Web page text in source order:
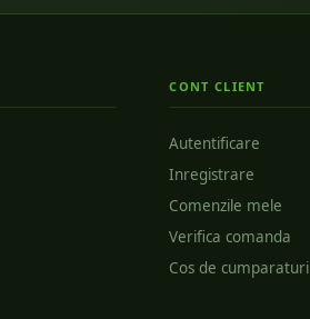
CONT CLIENT
Autentificare
Inregistrare
Comenzile mele
Verifica comanda
Cos de cumparaturi